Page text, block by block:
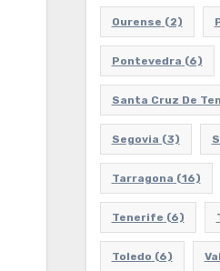
Ourense (2)
Pontevedra (6)
Santa Cruz De
Segovia (3)
Tarragona (16)
Tenerife (6)
Toledo (6)